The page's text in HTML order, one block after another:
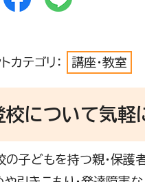
カテゴリ： 講座・教室
校について気軽
の子どもを持つ親・保護